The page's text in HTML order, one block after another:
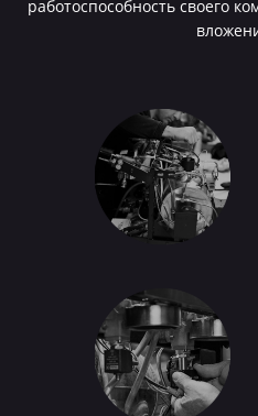
работоспособность своего